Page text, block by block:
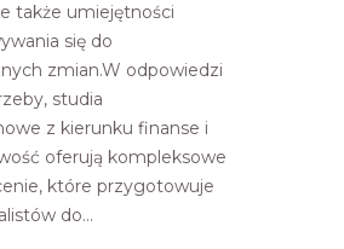
także umiejętności
się do
zmian.W odpowiedzi
studia
z kierunku finanse i
oferują kompleksowe
które przygotowuje
do...